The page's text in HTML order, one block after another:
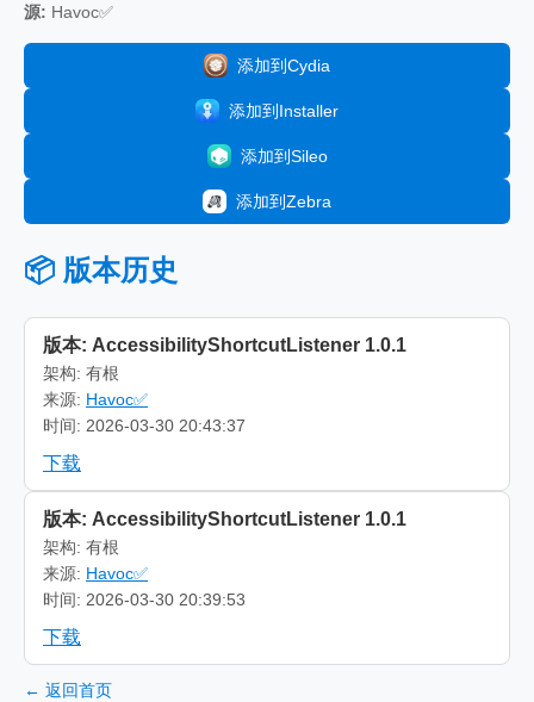
源: Havoc✅
添加到Cydia
添加到Installer
添加到Sileo
添加到Zebra
📦 版本历史
版本: AccessibilityShortcutListener 1.0.1
架构: 有根
来源: Havoc✅
时间: 2026-03-30 20:43:37
下载
版本: AccessibilityShortcutListener 1.0.1
架构: 有根
来源: Havoc✅
时间: 2026-03-30 20:39:53
下载
← 返回首页